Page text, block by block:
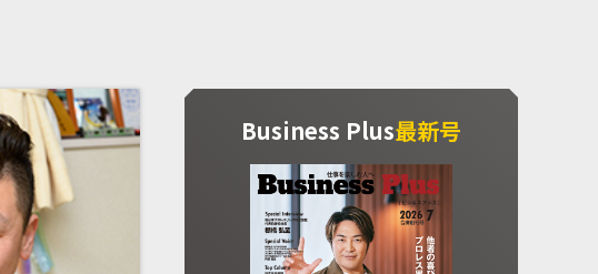
Business Plus最新号